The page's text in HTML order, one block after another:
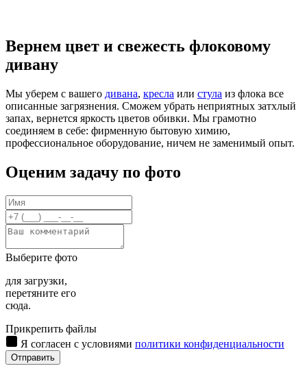
Вернем цвет и свежесть флоковому
дивану
Мы уберем с вашего дивана, кресла или стула из флока все
описанные загрязнения. Сможем убрать неприятных затхлый
запах, вернется яркость цветов обивки. Мы грамотно
соединяем в себе: фирменную бытовую химию,
профессиональное оборудование, ничем не заменимый опыт.
Оценим задачу по фото
Выберите фото
для загрузки,
перетяните его
сюда.
Прикрепить файлы
Я согласен с условиями политики конфиденциальности
Отправить